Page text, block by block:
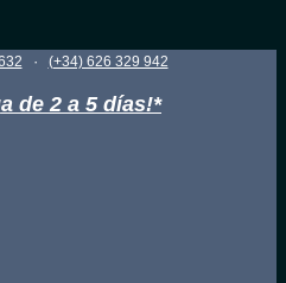
· (+34) 626 329 942
de 2 a 5 días!*